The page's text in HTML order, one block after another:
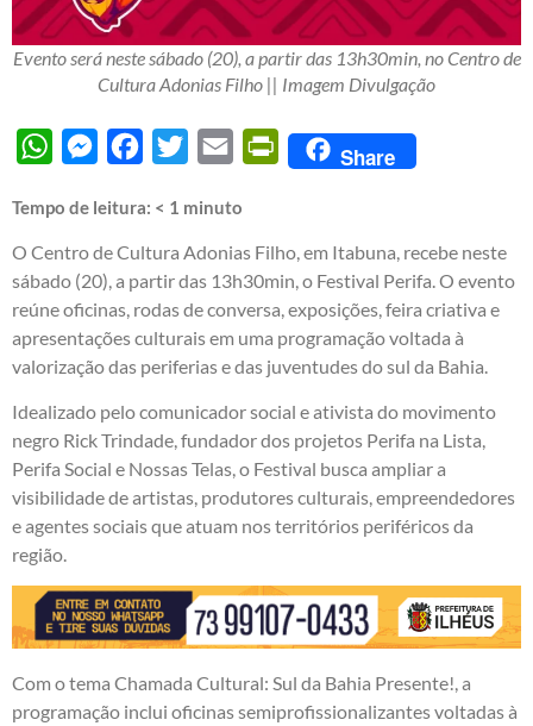
Evento será neste sábado (20), a partir das 13h30min, no Centro de
Cultura Adonias Filho || Imagem Divulgação
WhatsAppMessengerFacebook
Twitter Email PrintFriendly
Share
Tempo de leitura: < 1 minuto
O Centro de Cultura Adonias Filho, em Itabuna, recebe neste
sábado (20), a partir das 13h30min, o Festival Perifa. O evento
reúne oficinas, rodas de conversa, exposições, feira criativa e
apresentações culturais em uma programação voltada à
valorização das periferias e das juventudes do sul da Bahia.
Idealizado pelo comunicador social e ativista do movimento
negro Rick Trindade, fundador dos projetos Perifa na Lista,
Perifa Social e Nossas Telas, o Festival busca ampliar a
visibilidade de artistas, produtores culturais, empreendedores
e agentes sociais que atuam nos territórios periféricos da
região.
Com o tema Chamada Cultural: Sul da Bahia Presente!, a
programação inclui oficinas semiprofissionalizantes voltadas à